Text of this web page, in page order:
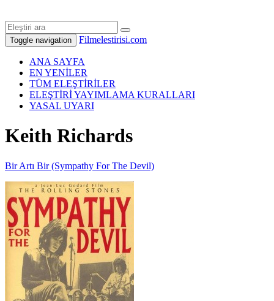
Toggle navigation Filmelestirisi.com
ANA SAYFA
EN YENİLER
TÜM ELEŞTİRİLER
ELEŞTİRİ YAYIMLAMA KURALLARI
YASAL UYARI
Keith Richards
Bir Artı Bir (Sympathy For The Devil)